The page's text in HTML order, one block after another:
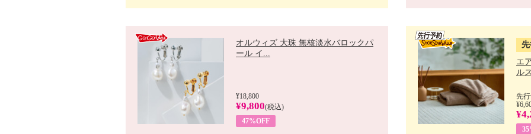
オルウィズ 大珠 無核淡水バロックパ
ール イ...
¥18,800
¥9,800(税込)
47%OFF
エ
ル
先